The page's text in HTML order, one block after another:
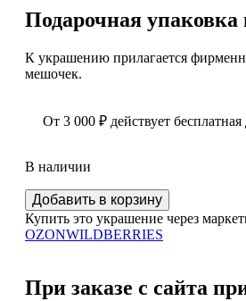
Подарочная упаковка
К украшению прилагается
мешочек.
От 3 000 ₽ действует бесплатная
В наличии
Количество
Кулон
с
натуральным
5,69
Добавить в корзину
Купить это украшение через
OZONWILDBERRIES
При заказе с сайта